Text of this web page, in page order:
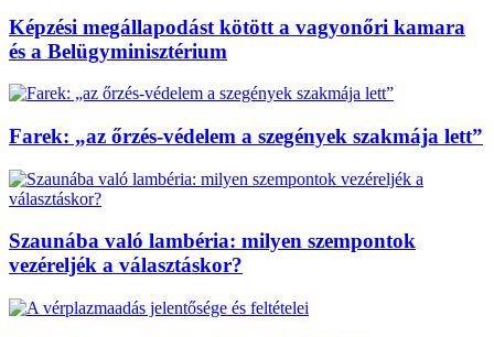
Képzési megállapodást kötött a vagyonőri kamara
és a Belügyminisztérium
Farek: „az őrzés-védelem a szegények szakmája lett”
Szaunába való lambéria: milyen szempontok
vezéreljék a választáskor?